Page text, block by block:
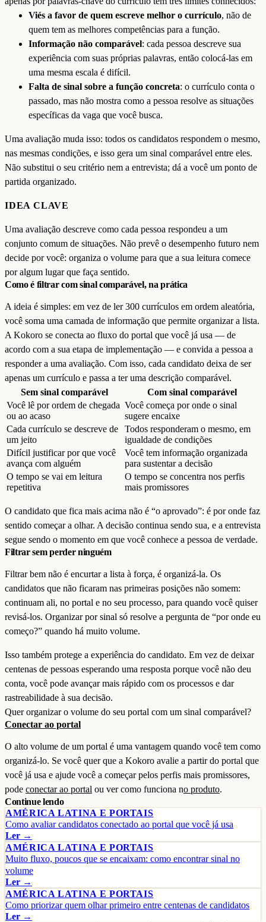
Viés a favor de quem escreve melhor o currículo, não de
quem tem as melhores competências para a função.
Informação não comparável: cada pessoa descreve sua
experiência com suas próprias palavras, então colocá-las em
uma mesma escala é difícil.
Falta de sinal sobre a função concreta: o currículo conta o
passado, mas não mostra como a pessoa resolve as situações
específicas da vaga que você busca.
Uma avaliação muda isso: todos os candidatos respondem o mesmo,
nas mesmas condições, e isso gera um sinal comparável entre eles.
Não substitui o seu critério nem a entrevista; dá a você um ponto de
partida organizado.
IDEA CLAVE
Uma avaliação descreve como cada pessoa respondeu a um
conjunto comum de situações. Não prevê o desempenho futuro nem
decide por você: organiza o volume para que a sua leitura comece
por algum lugar que faça sentido.
Como é filtrar com sinal comparável, na prática
A ideia é simples: em vez de ler 300 currículos em ordem aleatória,
você soma uma camada de informação que permite organizar a lista.
A Kokoro se conecta ao fluxo do portal que você já usa — de
acordo com a sua etapa de implementação — e convida a pessoa a
responder a uma avaliação. Com isso, cada candidato deixa de ser
apenas um currículo e passa a ter uma descrição comparável.
Sem sinal comparável
Com sinal comparável
Você lê por ordem de chegada
ou ao acaso
Você começa por onde o sinal
sugere encaixe
Cada currículo se descreve de
um jeito
Todos responderam o mesmo, em
igualdade de condições
Difícil justificar por que você
avança com alguém
Você tem informação organizada
para sustentar a decisão
O tempo se vai em leitura
repetitiva
O tempo se concentra nos perfis
mais promissores
O candidato que fica mais acima não é “o aprovado”: é por onde faz
sentido começar a olhar. A decisão continua sendo sua, e a entrevista
segue sendo o momento em que você conhece a pessoa de verdade.
Filtrar sem perder ninguém
Filtrar bem não é encurtar a lista à força, é organizá-la. Os
candidatos que não ficaram nas primeiras posições não somem:
continuam ali, no portal e no seu processo, para quando você quiser
revisá-los. Organizar por sinal só resolve a pergunta de “por onde eu
começo?” quando há muito volume.
Isso também protege a experiência do candidato. Em vez de deixar
centenas de pessoas esperando uma resposta porque você não deu
conta, você pode avançar mais rápido com os processos e dar
rastreabilidade à sua decisão.
Quer organizar o volume do seu portal com um sinal comparável?
Conectar ao portal
O alto volume de um portal é uma vantagem quando você tem como
organizá-lo. Se você quer que a Kokoro avalie a partir do portal que
você já usa e ajude você a começar pelos perfis mais promissores,
pode conectar ao portal ou ver como funciona no produto.
Continue lendo
AMÉRICA LATINA E PORTAIS
Como avaliar candidatos conectado ao portal que você já usa
Ler →
AMÉRICA LATINA E PORTAIS
Muito fluxo, poucos que se encaixam: como encontrar sinal no
volume
Ler →
AMÉRICA LATINA E PORTAIS
Como priorizar quem olhar primeiro entre centenas de candidatos
Ler →